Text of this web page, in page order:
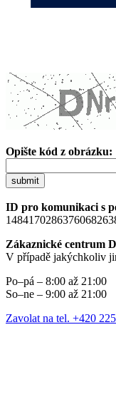
Opište kód z obrázku:
submit
ID pro komunikaci s
Zákaznické centrum
V případě jakýchkoliv
Po–pá – 8:00 až 21:00
So–ne – 9:00 až 21:00
Zavolat na tel. +420